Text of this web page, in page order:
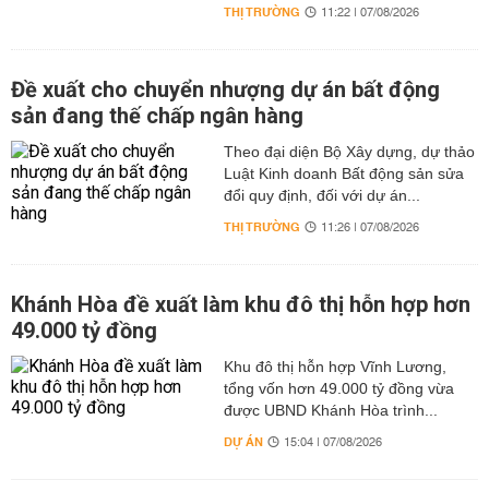
THỊ TRƯỜNG 11:22 | 07/08/2026
Đề xuất cho chuyển nhượng dự án bất động
sản đang thế chấp ngân hàng
Theo đại diện Bộ Xây dựng, dự thảo
Luật Kinh doanh Bất động sản sửa
đổi quy định, đối với dự án...
THỊ TRƯỜNG 11:26 | 07/08/2026
Khánh Hòa đề xuất làm khu đô thị hỗn hợp hơn
49.000 tỷ đồng
Khu đô thị hỗn hợp Vĩnh Lương,
tổng vốn hơn 49.000 tỷ đồng vừa
được UBND Khánh Hòa trình...
DỰ ÁN 15:04 | 07/08/2026